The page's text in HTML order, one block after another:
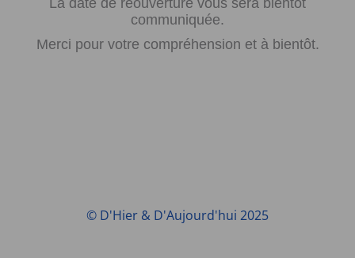
La date de réouverture vous sera bientôt
communiquée.
Merci pour votre compréhension et à bientôt.
© D'Hier & D'Aujourd'hui 2025